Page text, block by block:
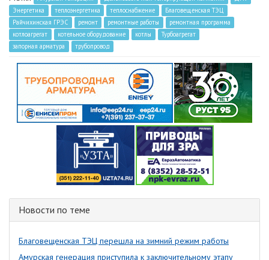
Энергетика
теплоэнергетика теплоснабжение
Благовещенская ТЭЦ
Райчихинская ГРЭС
ремонт ремонтные работы
ремонтная программа
котлоагрегат
котельное оборудование котлы
Турбоагрегат
запорная арматура
трубопровод
Новости по теме
Благовещенская ТЭЦ перешла на зимний режим работы
Амурская генерация приступила к заключительному этапу